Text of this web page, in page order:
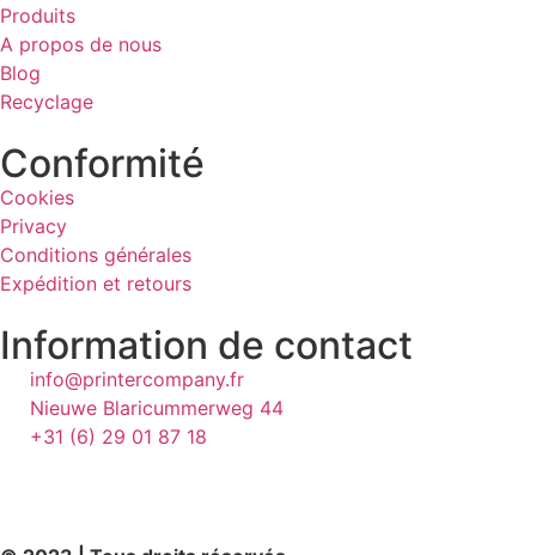
Produits
A propos de nous
Blog
Recyclage
Conformité
Cookies
Privacy
Conditions générales
Expédition et retours
Information de contact
info@printercompany.fr
Nieuwe Blaricummerweg 44
+31 (6) 29 01 87 18